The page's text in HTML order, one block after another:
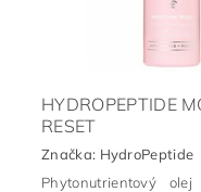
HYDROPEPTIDE
RESET
Značka: HydroPeptide
Phytonutrientový